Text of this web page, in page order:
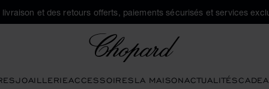
livraison et des retours offerts, paiements sécurisés et services
JOAILLERIEACCESSOIRESLA MAISONACTUALITÉS